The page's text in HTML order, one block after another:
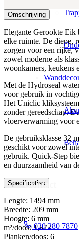
Contact
020 280 7870
Omschrijving
Elegante Gerookte Eik
elke ruimte. De diepe,
zorgen voor een rijke,
zowel moderne als
woonkamers, keukens
Met de Hydroseal
voor gebruik in
Het Uniclic
zonder gereedschap.
vloerverwarming voor
De gebruiksklasse 32
geschikt voor zowel
gebruik. Quick-Step
en duurzaamheid van
Specificaties
Lengte: 1494 mm
Breedte: 209 mm
Hoogte: 6 mm
m²/doos: 1,873
Planken/doos: 6